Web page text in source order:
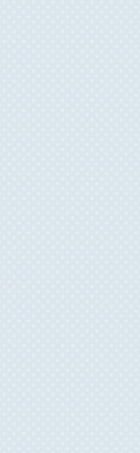
辞典
イベント販促カレンダ